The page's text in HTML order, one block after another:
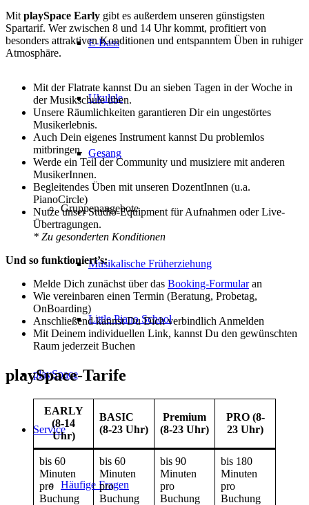
E-Bass
Ukulele
Gesang
Gruppenangebote
Musikalische Früherziehung
Little Piano School
playSpace
Service
Häufige Fragen
Mit playSpace Early gibt es außerdem unseren günstigsten
Spartarif. Wer zwischen 8 und 14 Uhr kommt, profitiert von
besonders attraktiven Konditionen und entspanntem Üben in ruhiger
Atmosphäre.
Mit der Flatrate kannst Du an sieben Tagen in der Woche in
der Musikschule üben.
Unsere Räumlichkeiten garantieren Dir ein ungestörtes
Musikerlebnis.
Auch Dein eigenes Instrument kannst Du problemlos
mitbringen.
Werde ein Teil der Community und musiziere mit anderen
MusikerInnen.
Begleitendes Üben mit unseren DozentInnen (u.a.
PianoCircle)
Nutze unser Studio-Equipment für Aufnahmen oder Live-
Übertragungen.
* Zu gesonderten Konditionen
Und so funktioniert’s:
Melde Dich zunächst über das Booking-Formularan
Wie vereinbaren einen Termin (Beratung, Probetag,
OnBoarding)
Anschließend kannst Du Dich verbindlich Anmelden
Mit Deinem individuellen Link, kannst Du den gewünschten
Raum jederzeit Buchen
playSpace-Tarife
EARLY
(8-14
Uhr)
BASIC
(8-23 Uhr)
Premium
(8-23 Uhr)
PRO (8-
23 Uhr)
bis 60
Minuten
pro
Buchung
bis 60
Minuten
pro
Buchung
bis 90
Minuten
pro
Buchung
bis 180
Minuten
pro
Buchung